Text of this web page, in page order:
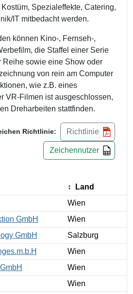
Spezialeffekte, Catering,
IT mitbedacht werden.
können Kino-, Fernseh-,
die Staffel einer Serie
Reihe sowie eine Show oder
von rein am Computer
wie z.B. eines
VR-Filmen ist ausgeschlossen,
Dreharbeiten stattfinden.
Richtlinie: Richtlinie
Zeichennutzer
Land
Wien
GmbH
Wien
GmbH
Salzburg
Wien
Wien
Wien